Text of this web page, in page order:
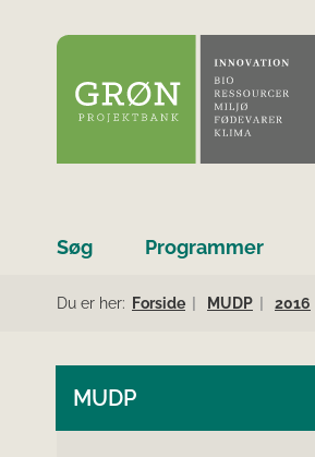
Søg Programmer
Du er her: Forside MUDP 2016
MUDP